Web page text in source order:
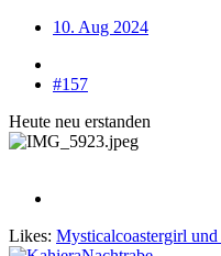
10. Aug 2024
#157
Heute neu erstanden
Likes: Mysticalcoastergirl und